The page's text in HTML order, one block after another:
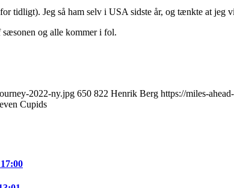
tidligt). Jeg så ham selv i USA sidste år, og tænkte at jeg
sæsonen og alle kommer i fol.
2022-ny.jpg 650 822 Henrik Berg https://miles-
Cupids